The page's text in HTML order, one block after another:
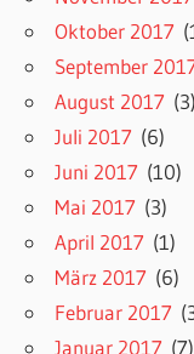
Oktober 2017
September
August 2017 (3)
Juli 2017 (6)
Juni 2017 (10)
Mai 2017 (3)
April 2017 (1)
März 2017 (6)
Februar 2017
Januar 2017 (7)